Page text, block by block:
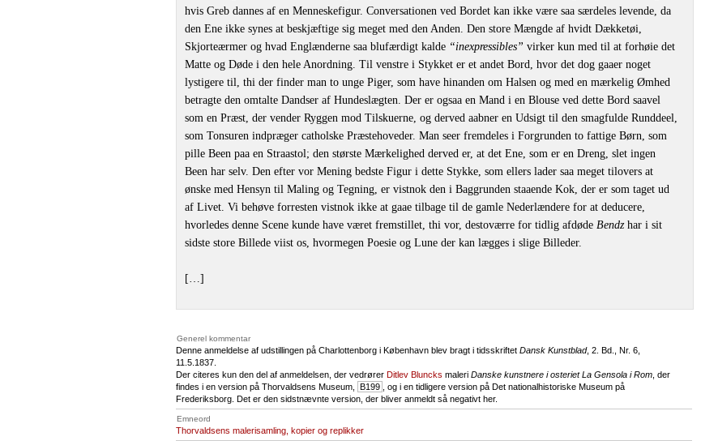
hvis Greb dannes af en Menneskefigur. Conversationen ved Bordet kan ikke være saa særdeles levende, da
den Ene ikke synes at beskjæftige sig meget med den Anden. Den store Mængde af hvidt Dækketøi,
Skjorteærmer og hvad Englænderne saa blufærdigt kalde “inexpressibles” virker kun med til at forhøie det
Matte og Døde i den hele Anordning. Til venstre i Stykket er et andet Bord, hvor det dog gaaer noget
lystigere til, thi der finder man to unge Piger, som have hinanden om Halsen og med en mærkelig Ømhed
betragte den omtalte Dandser af Hundeslægten. Der er ogsaa en Mand i en Blouse ved dette Bord saavel
som en Præst, der vender Ryggen mod Tilskuerne, og derved aabner en Udsigt til den smagfulde Runddeel,
som Tonsuren indpræger catholske Præstehoveder. Man seer fremdeles i Forgrunden to fattige Børn, som
pille Been paa en Straastol; den største Mærkelighed derved er, at det Ene, som er en Dreng, slet ingen
Been har selv. Den efter vor Mening bedste Figur i dette Stykke, som ellers lader saa meget tilovers at
ønske med Hensyn til Maling og Tegning, er vistnok den i Baggrunden staaende Kok, der er som taget ud
af Livet. Vi behøve forresten vistnok ikke at gaae tilbage til de gamle Nederlændere for at deducere,
hvorledes denne Scene kunde have været fremstillet, thi vor, destoværre for tidlig afdøde Bendzhar i sit
sidste store Billede viist os, hvormegen Poesie og Lune der kan lægges i slige Billeder.
[…]
Generel kommentar
Denne anmeldelse af udstillingen på Charlottenborg i København blev bragt i tidsskriftet Dansk Kunstblad, 2. Bd., Nr. 6,
11.5.1837.
Der citeres kun den del af anmeldelsen, der vedrører Ditlev Bluncks maleri Danske kunstnere i osteriet La Gensola i Rom , der
findes i en version på Thorvaldsens Museum,
B199
, og i en tidligere version på Det nationalhistoriske Museum på
Frederiksborg. Det er den sidstnævnte version, der bliver anmeldt så negativt her.
Emneord
Thorvaldsens malerisamling, kopier og replikker